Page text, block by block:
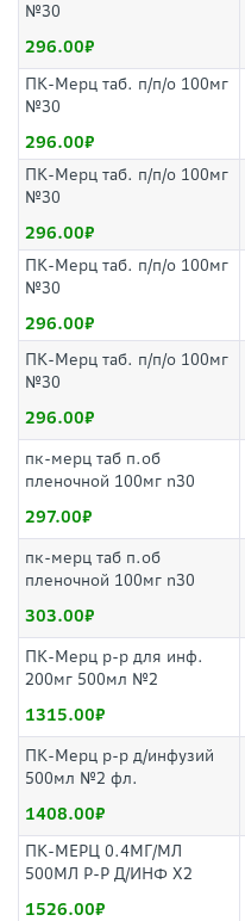
№30
296.00
ПК-Мерц таб. п/п/о 100мг
№30
296.00
ПК-Мерц таб. п/п/о 100мг
№30
296.00
ПК-Мерц таб. п/п/о 100мг
№30
296.00
ПК-Мерц таб. п/п/о 100мг
№30
296.00
пк-мерц таб п.об
пленочной 100мг n30
297.00
пк-мерц таб п.об
пленочной 100мг n30
303.00
ПК-Мерц р-р для инф.
200мг 500мл №2
1315.00
ПК-Мерц р-р д/инфузий
500мл №2 фл.
1408.00
ПК-МЕРЦ 0.4МГ/МЛ
500МЛ Р-Р Д/ИНФ Х2
1526.00